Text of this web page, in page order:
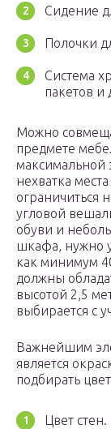
Сидение
Полочки
Система
пакетов и
Можно
предмете
максимальной
нехватка
ограничиться
угловой
обуви и
шкафа, нужно
как минимум
должны
высотой 2,5
выбирается с
Важнейшим
является
подбирать
Цвет стен.